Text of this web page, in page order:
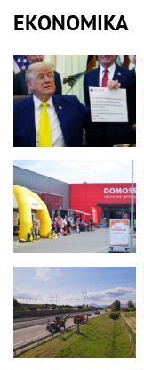
EKONOMIKA